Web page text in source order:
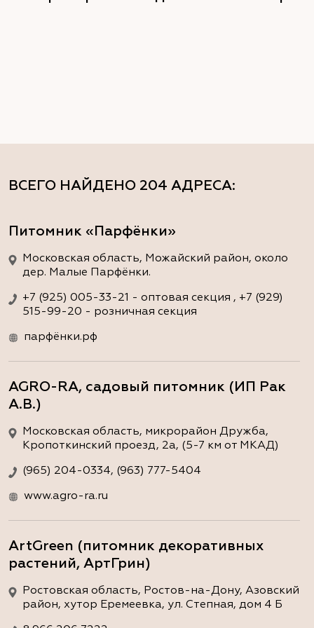
ВСЕГО НАЙДЕНО 204 АДРЕСА:
Питомник «Парфёнки»
Московская область, Можайский район, около
дер. Малые Парфёнки.
+7 (925) 005-33-21 - оптовая секция , +7 (929)
515-99-20 - розничная секция
парфёнки.рф
AGRO-RA, садовый питомник (ИП Рак
А.В.)
Московская область, микрорайон Дружба,
Кропоткинский проезд, 2а, (5-7 км от МКАД)
(965) 204-0334, (963) 777-5404
www.agro-ra.ru
ArtGreen (питомник декоративных
растений, АртГрин)
Ростовская область, Ростов-на-Дону, Азовский
район, хутор Еремеевка, ул. Степная, дом 4 Б